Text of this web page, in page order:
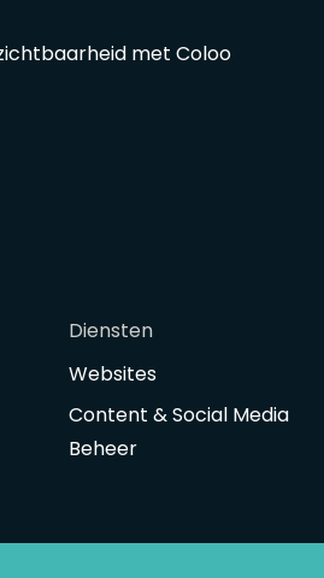
met Coloo
Diensten
Websites
Content & Social Media
Beheer